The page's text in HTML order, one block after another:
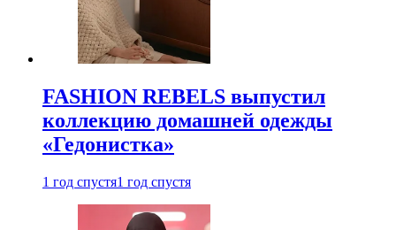
FASHION REBELS выпустил
коллекцию домашней одежды
«Гедонистка»
1 год спустя1 год спустя